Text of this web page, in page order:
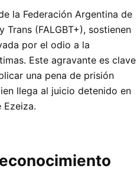
la Federación Argentina de
Trans (FALGBT+), sostienen
por el odio a la
Este agravante es clave
una pena de prisión
llega al juicio detenido en
Ezeiza.